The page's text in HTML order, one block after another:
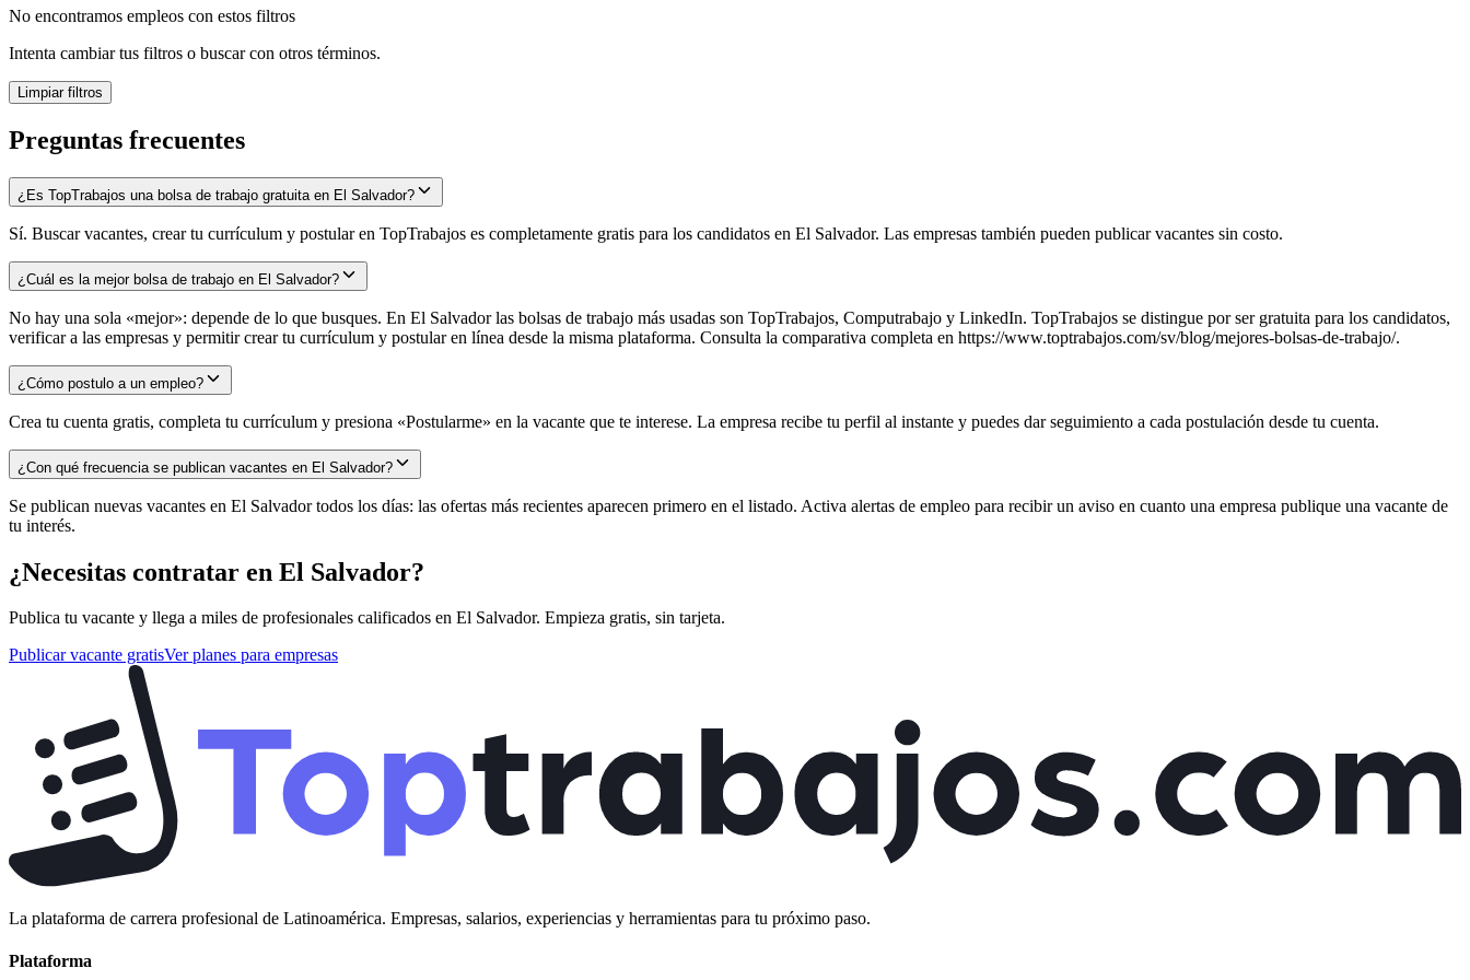
No encontramos empleos con estos filtros
Intenta cambiar tus filtros o buscar con otros términos.
Limpiar filtros
Preguntas frecuentes
¿Es TopTrabajos una bolsa de trabajo gratuita en El Salvador?
Sí. Buscar vacantes, crear tu currículum y postular en TopTrabajos es completamente gratis para los candidatos en El Salvador. Las empresas también pueden publicar vacantes sin costo.
¿Cuál es la mejor bolsa de trabajo en El Salvador?
No hay una sola «mejor»: depende de lo que busques. En El Salvador las bolsas de trabajo más usadas son TopTrabajos, Computrabajo y LinkedIn. TopTrabajos se distingue por ser gratuita para los candidatos,
verificar a las empresas y permitir crear tu currículum y postular en línea desde la misma plataforma. Consulta la comparativa completa en https://www.toptrabajos.com/sv/blog/mejores-bolsas-de-trabajo/.
¿Cómo postulo a un empleo?
Crea tu cuenta gratis, completa tu currículum y presiona «Postularme» en la vacante que te interese. La empresa recibe tu perfil al instante y puedes dar seguimiento a cada postulación desde tu cuenta.
¿Con qué frecuencia se publican vacantes en El Salvador?
Se publican nuevas vacantes en El Salvador todos los días: las ofertas más recientes aparecen primero en el listado. Activa alertas de empleo para recibir un aviso en cuanto una empresa publique una vacante de
tu interés.
¿Necesitas contratar en El Salvador?
Publica tu vacante y llega a miles de profesionales calificados en El Salvador. Empieza gratis, sin tarjeta.
Publicar vacante gratisVer planes para empresas
La plataforma de carrera profesional de Latinoamérica. Empresas, salarios, experiencias y herramientas para tu próximo paso.
Plataforma